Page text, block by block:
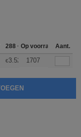
288 + Meer
Op voorraadAant.
€3.52 +
1707